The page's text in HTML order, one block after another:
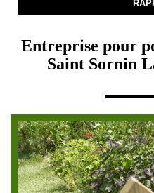
Entreprise pour
Saint Sornin